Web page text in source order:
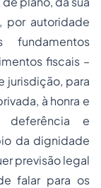
por autoridade
fundamentos
fiscais –
jurisdição, para
à honra e
deferência e
da dignidade
previsão legal
falar para os